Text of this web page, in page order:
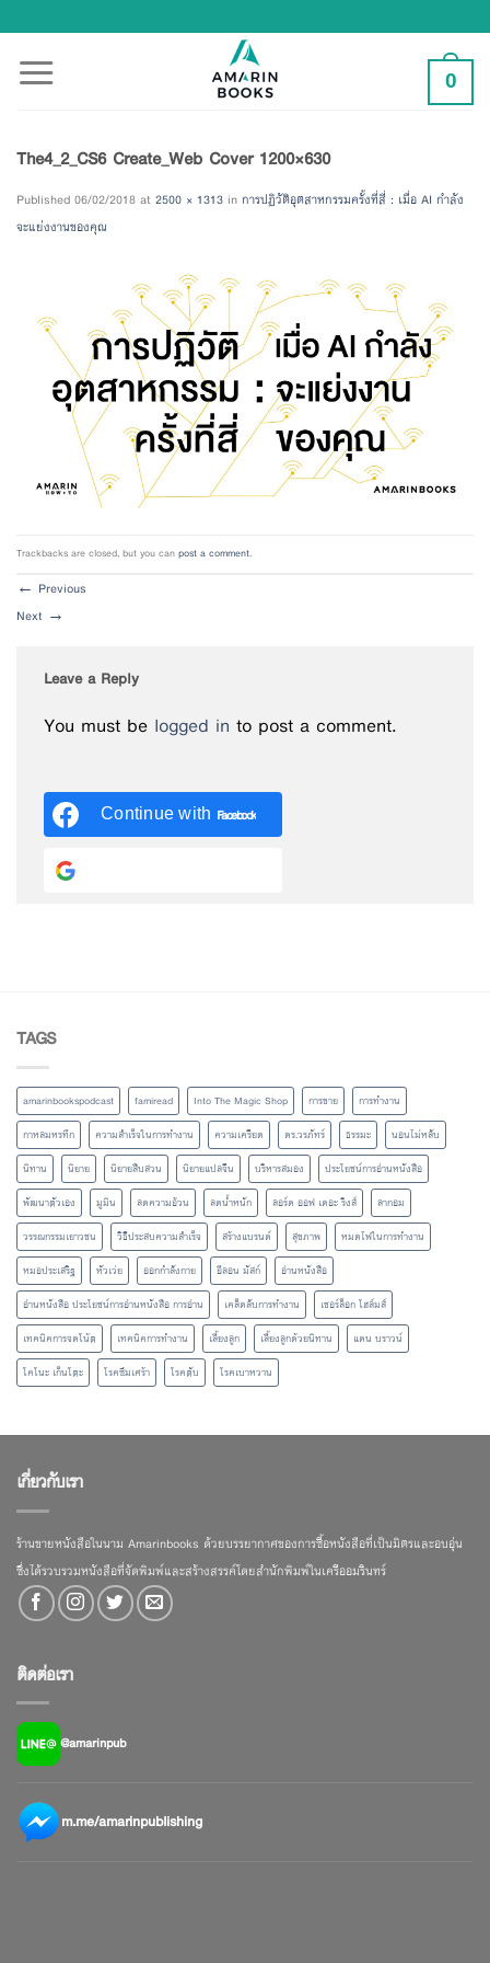
to
content
0
The4_2_CS6 Create_Web Cover 1200×630
Published 06/02/2018 at 2500 × 1313 in การปฏิวัติอุตสาหกรรมครั้งที่สี่ : เมื่อ AI กำลัง
จะแย่งงานของคุณ
Trackbacks are closed, but you canpost a comment.
← Previous
Next →
Leave a Reply
You must be logged in to post a comment.
Continue with Facebook
TAGS
amarinbookspodcast famiread Into The Magic Shop การขาย
การทำงาน
กาหลมหรทึก
ความสำเร็จในการทำงาน ความเครียด ดร.วรภัทร์ ธรรมะ
นอนไม่หลับ
นิทาน
นิยาย นิยายสืบสวน นิยายแปลจีน บริหารสมอง
ประโยชน์การอ่านหนังสือ
พัฒนาตัวเอง
มูมิน ลดความอ้วน ลดน้ำหนัก ลอร์ด ออฟ เดอะ ริงส์
ลากอม
วรรณกรรมเยาวชน
วิธีประสบความสำเร็จ สร้างแบรนด์ สุขภาพ
หมดไฟในการทำงาน
หมอประเสริฐ
หัวเว่ย ออกกำลังกาย อีลอน มัสก์
อ่านหนังสือ
อ่านหนังสือ ประโยชน์การอ่านหนังสือ การอ่าน
เคล็ดลับการทำงาน
เชอร์ล็อก โฮล์มส์
เทคนิคการจดโน้ต
เทคนิคการทำงาน เลี้ยงลูก เลี้ยงลูกด้วยนิทาน
แดน บราวน์
โคโนะ เก็นโตะ
โรคซึมเศร้า โรคตับ โรคเบาหวาน
เกี่ยวกับเรา
ร้านขายหนังสือในนาม Amarinbooks ด้วยบรรยากาศของการซื้อหนังสือที่เป็นมิตรและอบอุ่น
ซึ่งได้รวบรวมหนังสือที่จัดพิมพ์และสร้างสรรค์โดยสำนักพิมพ์ในเครืออมรินทร์
ติดต่อเรา
@amarinpub
m.me/amarinpublishing